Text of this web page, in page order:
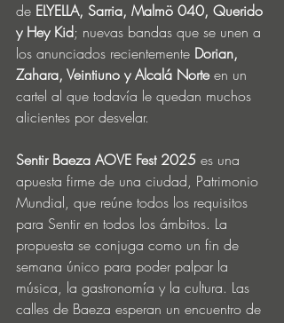
de ELYELLA, Sarria, Malmö 040, Querido
y Hey Kid; nuevas bandas que se unen a
los anunciados recientemente Dorian,
Zahara, Veintiuno y Alcalá Norte en un
cartel al que todavía le quedan muchos
alicientes por desvelar.
Sentir Baeza AOVE Fest 2025 es una
apuesta firme de una ciudad, Patrimonio
Mundial, que reúne todos los requisitos
para Sentir en todos los ámbitos. La
propuesta se conjuga como un fin de
semana único para poder palpar la
música, la gastronomía y la cultura. Las
calles de Baeza esperan un encuentro de